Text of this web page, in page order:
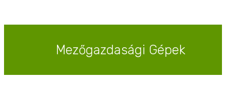
Mezőgazdasági Gépek